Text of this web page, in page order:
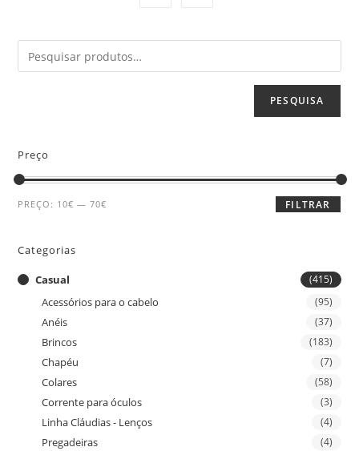
PESQUISA
Preço
FILTRAR
PREÇO: 10€ —70€
Categorias
Casual (415)
Acessórios para o cabelo (95)
Anéis (37)
Brincos (183)
Chapéu (7)
Colares (58)
Corrente para óculos (3)
Linha Cláudias - Lenços (4)
Pregadeiras (4)